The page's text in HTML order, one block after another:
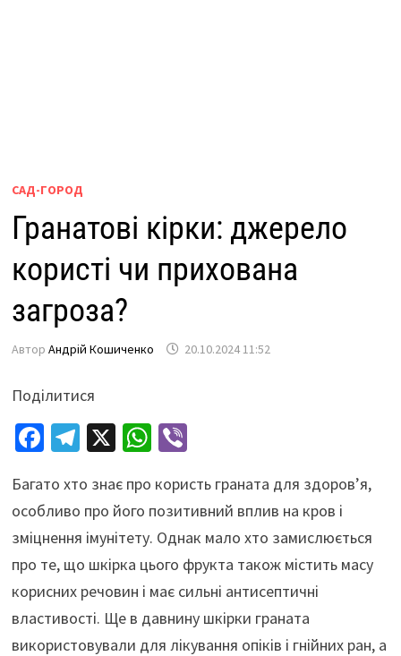
САД-ГОРОД
Гранатові кірки: джерело
користі чи прихована
загроза?
Автор Андрій Кошиченко 20.10.2024 11:52
Поділитися
Fa
b
o
o
k
Te
gr
a
m
X W
at
sA
p
p
Vi
er
Багато хто знає про користь граната для здоров’я,
особливо про його позитивний вплив на кров і
зміцнення імунітету. Однак мало хто замислюється
про те, що шкірка цього фрукта також містить масу
корисних речовин і має сильні антисептичні
властивості. Ще в давнину шкірки граната
використовували для лікування опіків і гнійних ран, а